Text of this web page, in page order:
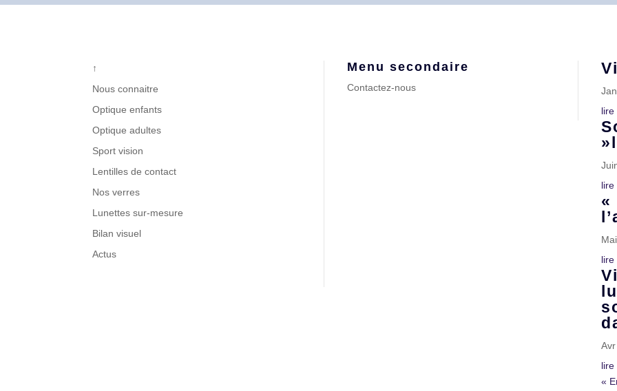
↑
Nous connaitre
Optique enfants
Optique adultes
Sport vision
Lentilles de contact
Nos verres
Lunettes sur-mesure
Bilan visuel
Actus
Menu secondaire
Contactez-nous
lire
lire
«
lire
lire
«